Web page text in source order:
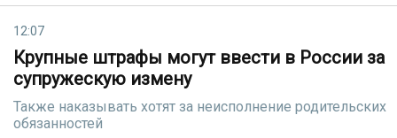
12:07
Крупные штрафы могут ввести в России за
супружескую измену
Также наказывать хотят за неисполнение родительских
обязанностей